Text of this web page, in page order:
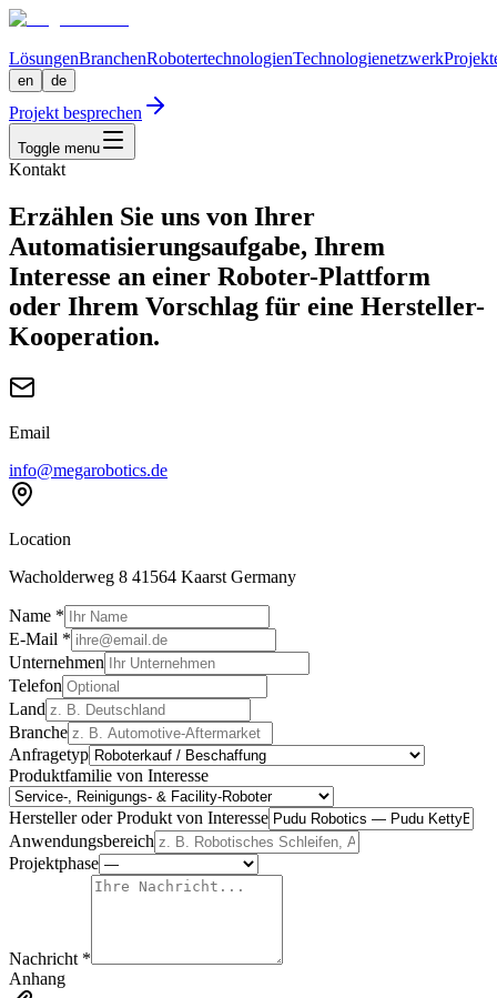
LösungenBranchenRobotertechnologienTechnologienetzwerk
en de
Projekt besprechen
Toggle menu
Kontakt
Erzählen Sie uns von Ihrer
Automatisierungsaufgabe, Ihrem
Interesse an einer Roboter-Plattform
oder Ihrem Vorschlag für eine Hersteller-
Kooperation.
Email
info@megarobotics.de
Location
Wacholderweg 8 41564 Kaarst Germany
Name *
E-Mail *
Unternehmen
Telefon
Land
Branche
Anfragetyp
Produktfamilie von Interesse
Hersteller oder Produkt von Interesse
Anwendungsbereich
Projektphase
Nachricht *
Anhang